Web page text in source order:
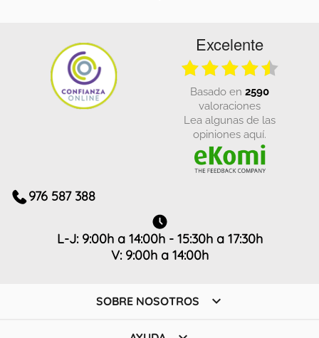
Excelente
basado en 2590
valoraciones
Lea algunas de las
opiniones aquí.
976 587 388
L-J: 9:00h a 14:00h - 15:30h a 17:30h
V: 9:00h a 14:00h
SOBRE NOSOTROS 